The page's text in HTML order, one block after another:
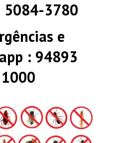
5084-3780
e
: 94893
1000